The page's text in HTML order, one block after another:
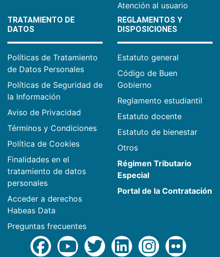
Atención al usuario
TRATAMIENTO DE
DATOS
Políticas de Tratamiento
de Datos Personales
Políticas de Seguridad de
la Información
Aviso de Privacidad
Términos y Condiciones
Política de Cookies
Finalidades en el
tratamiento de datos
personales
Acceder a derechos
Habeas Data
Preguntas frecuentes
REGLAMENTOS Y
DISPOSICIONES
Estatuto general
Código de Buen
Gobierno
Reglamento estudiantil
Estatuto docente
Estatuto de bienestar
Otros
Régimen Tributario
Especial
Portal de la Contratación